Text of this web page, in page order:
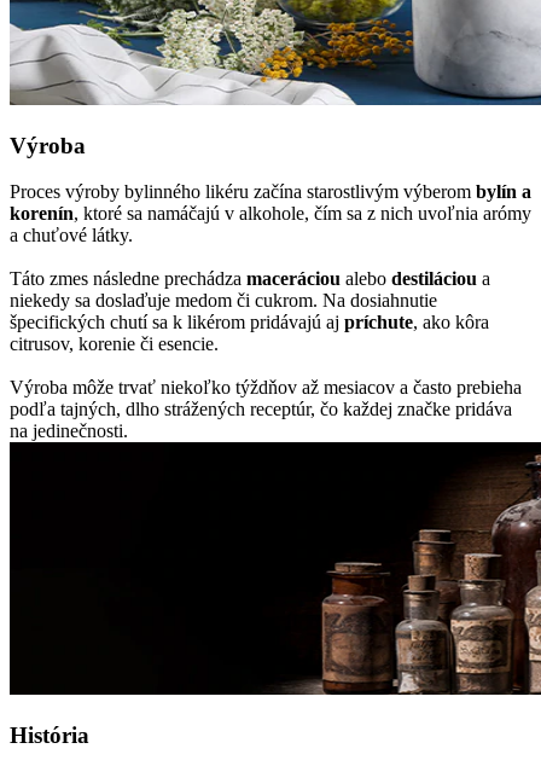
Výroba
Proces výroby bylinného likéru začína starostlivým výberom bylín a
korenín, ktoré sa namáčajú v alkohole, čím sa z nich uvoľnia arómy
a chuťové látky.
​​Táto zmes následne prechádza maceráciou alebo destiláciou a
niekedy sa doslaďuje medom či cukrom. ​​Na dosiahnutie
špecifických chutí sa k likérom pridávajú aj príchute, ako kôra
citrusov, korenie či esencie.
​​Výroba môže trvať niekoľko týždňov až mesiacov a často prebieha
podľa tajných, dlho strážených receptúr, čo každej značke pridáva
na jedinečnosti.
História